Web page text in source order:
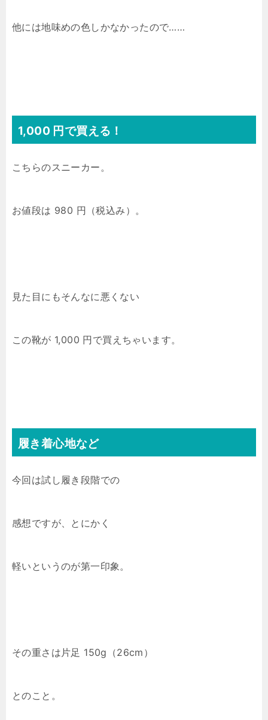
他には地味めの色しかなかったので……
1,000 円で買える！
こちらのスニーカー。
お値段は 980 円（税込み）。
見た目にもそんなに悪くない
この靴が 1,000 円で買えちゃいます。
履き着心地など
今回は試し履き段階での
感想ですが、とにかく
軽いというのが第一印象。
その重さは片足 150g（26cm）
とのこと。